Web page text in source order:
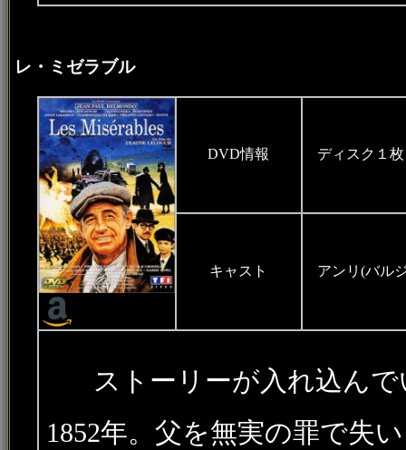
レ・ミゼラブル
DVD情報 ディスク
キャスト アンリ(バル
ストーリーが入れ込んで
1852年。父を無実の罪で失